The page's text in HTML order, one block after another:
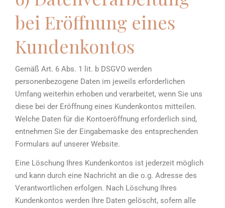
bei Eröffnung eines
Kundenkontos
Gemäß Art. 6 Abs. 1 lit. b DSGVO werden
personenbezogene Daten im jeweils erforderlichen
Umfang weiterhin erhoben und verarbeitet, wenn Sie uns
diese bei der Eröffnung eines Kundenkontos mitteilen.
Welche Daten für die Kontoeröffnung erforderlich sind,
entnehmen Sie der Eingabemaske des entsprechenden
Formulars auf unserer Website.
Eine Löschung Ihres Kundenkontos ist jederzeit möglich
und kann durch eine Nachricht an die o.g. Adresse des
Verantwortlichen erfolgen. Nach Löschung Ihres
Kundenkontos werden Ihre Daten gelöscht, sofern alle